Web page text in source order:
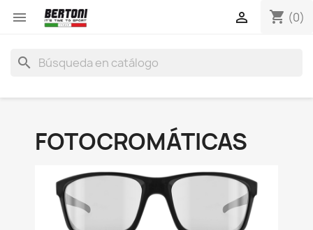
 shopping_cart (0)

search
FOTOCROMÁTICAS